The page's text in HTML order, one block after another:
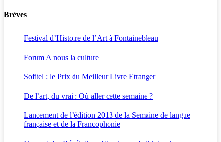
Brèves
Festival d’Histoire de l’Art à Fontainebleau
Forum A nous la culture
Sofitel : le Prix du Meilleur Livre Etranger
De l’art, du vrai : Où aller cette semaine ?
Lancement de l’édition 2013 de la Semaine de langue
française et de la Francophonie